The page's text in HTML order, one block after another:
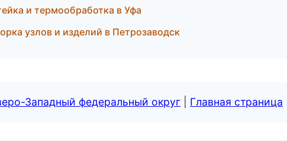
и термообработка в Уфа
узлов и изделий в Петрозаводск
Западный федеральный округ Главная страница